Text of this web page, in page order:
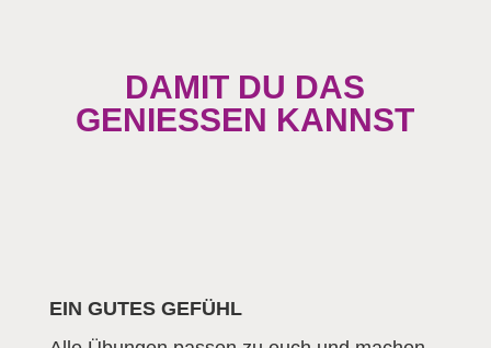
DAMIT DU DAS
GENIESSEN KANNST
EIN GUTES GEFÜHL